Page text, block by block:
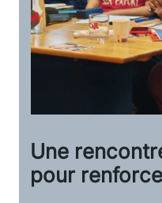
Une
pour